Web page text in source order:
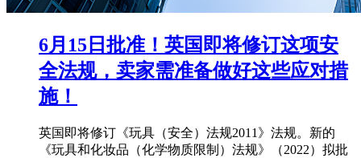
6月15日批准！英国即将修订这项安
全法规，卖家需准备做好这些应对措
施！
英国即将修订《玩具（安全）法规2011》法规。新的
《玩具和化妆品（化学物质限制）法规》（2022）拟批